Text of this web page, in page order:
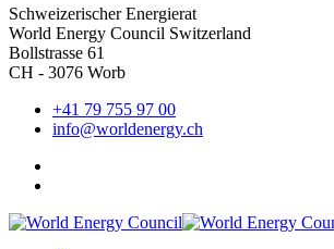
Schweizerischer Energierat
World Energy Council Switzerland
Bollstrasse 61
CH - 3076 Worb
+41 79 755 97 00
info@worldenergy.ch